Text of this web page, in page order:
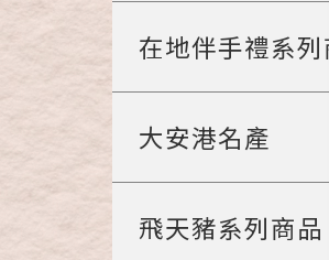
在地伴手禮系列
大安港名產
飛天豬系列商品